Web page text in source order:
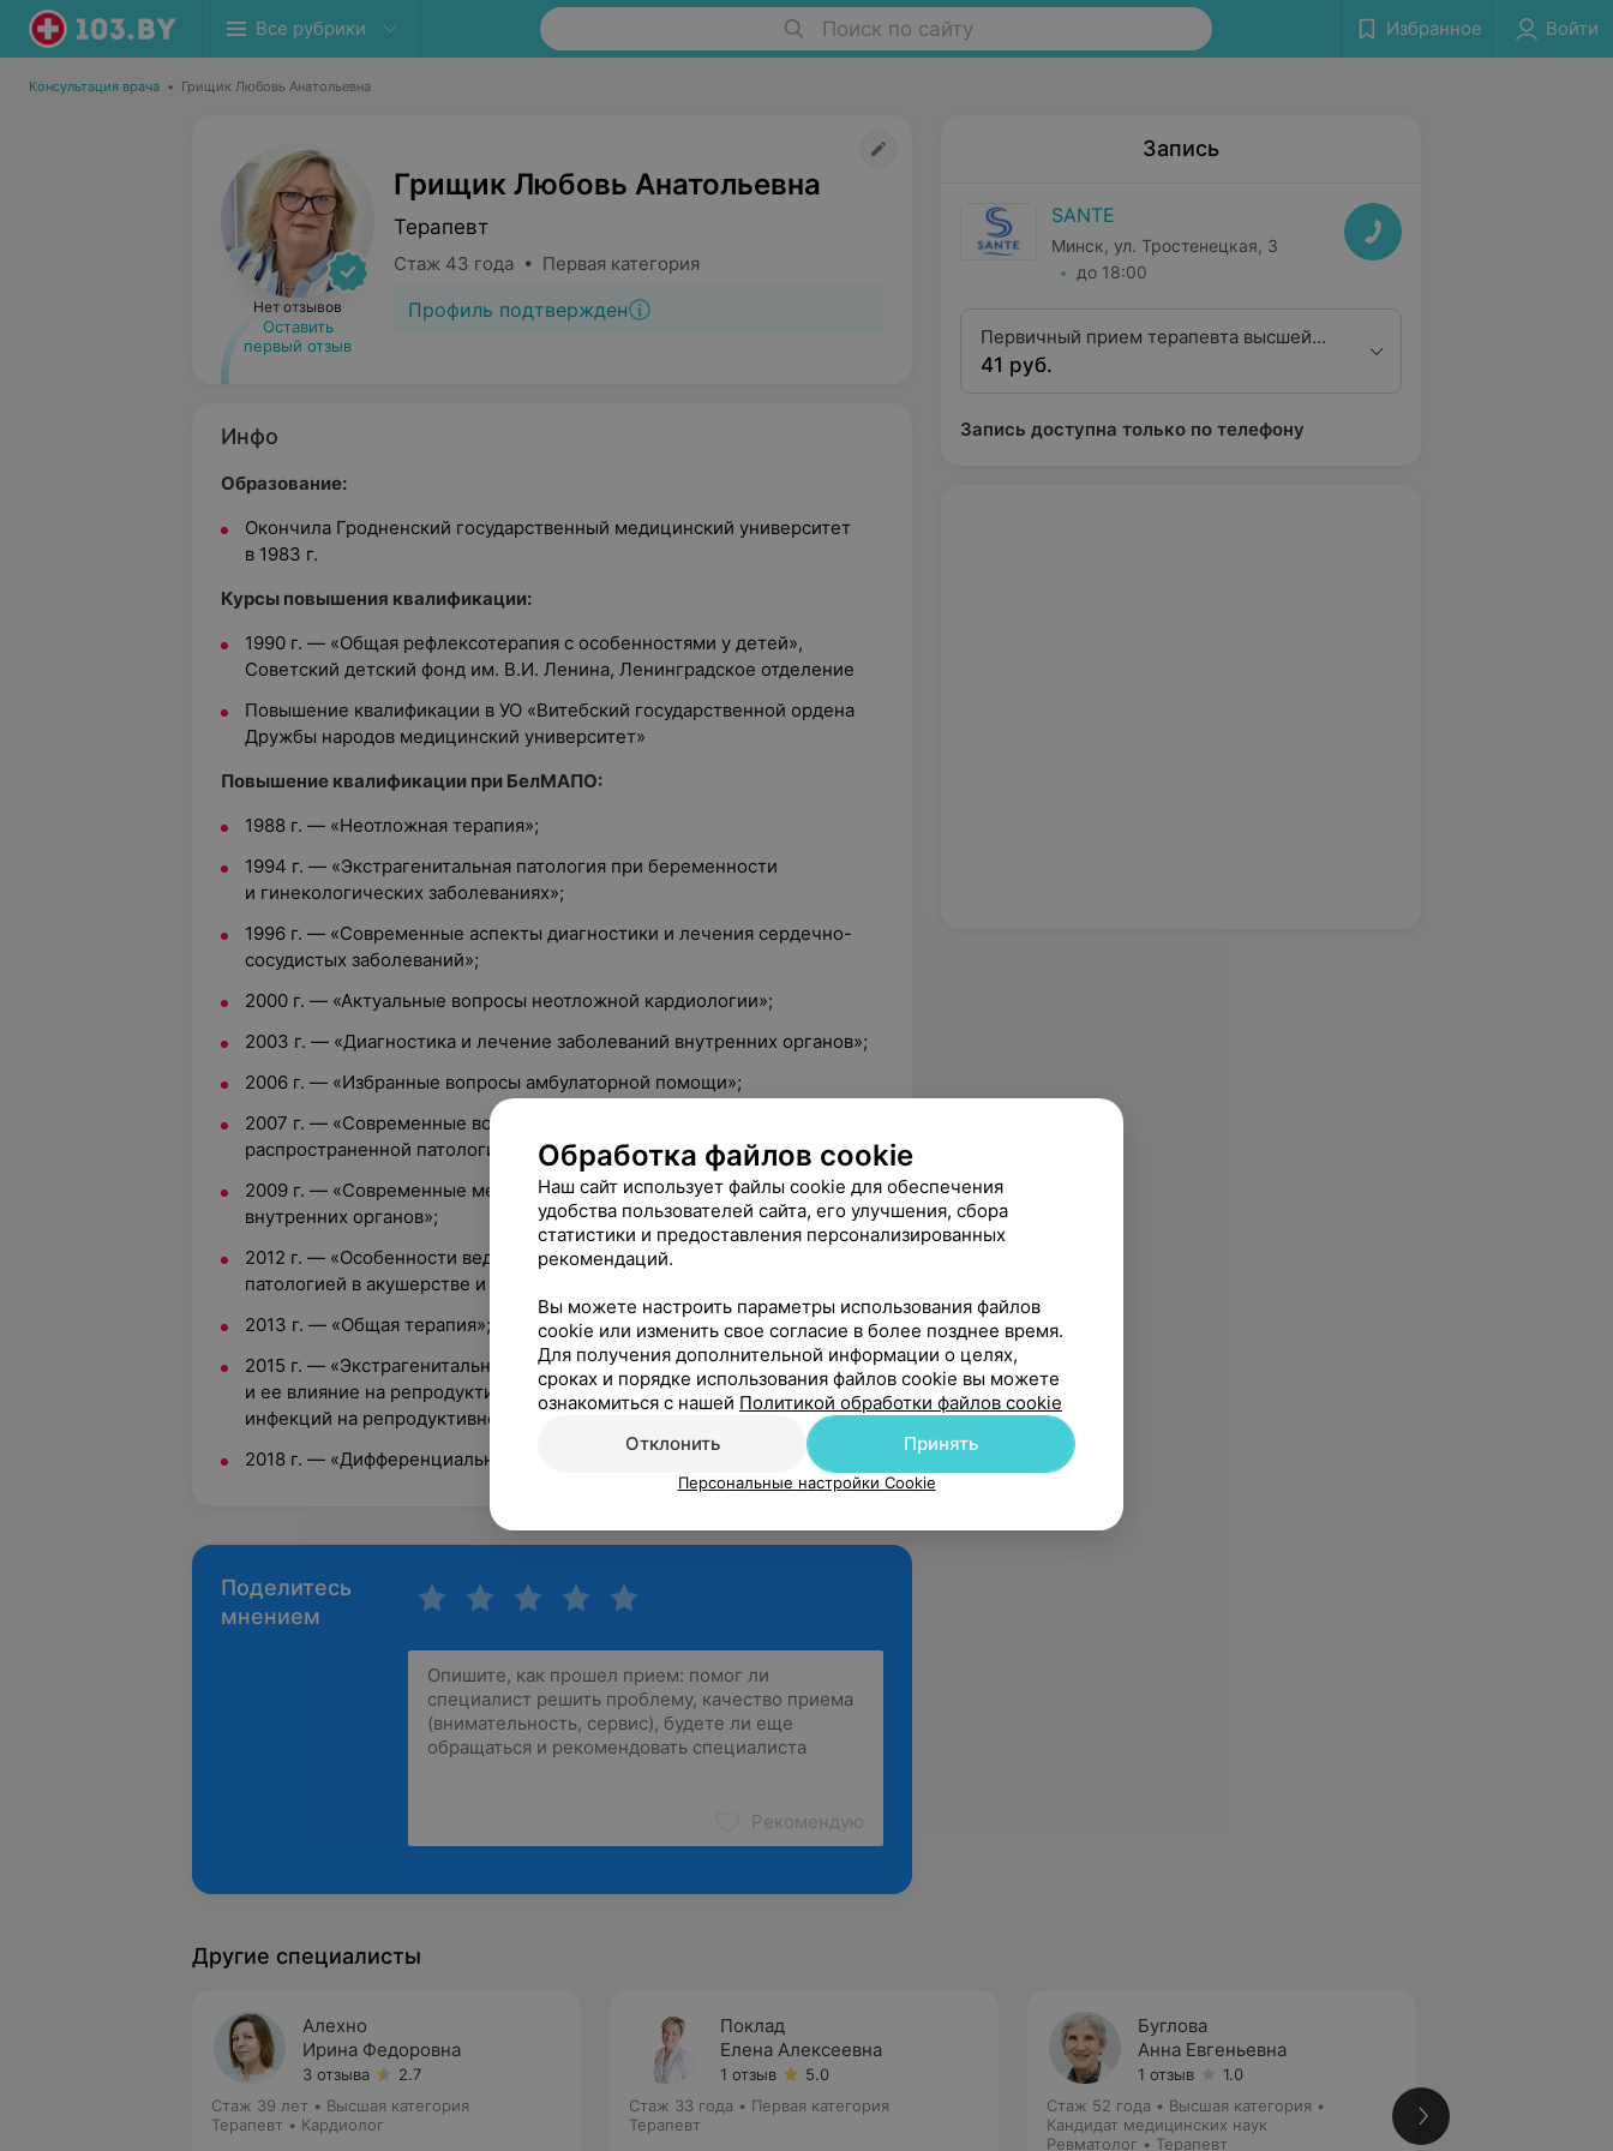
Все рубрики Поиск по сайту Избранное Войти
Консультация врача • Грищик Любовь Анатольевна
Нет отзывов
Оставить
первый отзыв
Грищик Любовь Анатольевна
Терапевт
Стаж 43 года • Первая категория
Профиль подтвержден
Инфо
Образование:
Окончила Гродненский государственный медицинский университет
в 1983 г.
Курсы повышения квалификации:
1990 г. — «Общая рефлексотерапия с особенностями у детей»,
Советский детский фонд им. В.И. Ленина, Ленинградское отделение
Повышение квалификации в УО «Витебский государственной ордена
Дружбы народов медицинский университет»
Повышение квалификации при БелМАПО:
1988 г. — «Неотложная терапия»;
1994 г. — «Экстрагенитальная патология при беременности
и гинекологических заболеваниях»;
1996 г. — «Современные аспекты диагностики и лечения сердечно-
сосудистых заболеваний»;
2000 г. — «Актуальные вопросы неотложной кардиологии»;
2003 г. — «Диагностика и лечение заболеваний внутренних органов»;
2006 г. — «Избранные вопросы амбулаторной помощи»;
2007 г. — «Современные вопросы диагностики и лечения наиболее
распространенной патологии в амбулаторных условиях»;
2009 г. — «Современные методы диагностики и лечения заболеваний
внутренних органов»;
2012 г. — «Особенности ведения пациенток с экстрагенитальной
патологией в акушерстве и гинекологии»;
2013 г. — «Общая терапия»;
2015 г. — «Экстрагенитальная патология в акушерстве и гинекологии
и ее влияние на репродуктивное здоровье. Влияние урогенитальных
инфекций на репродуктивное здоровье. Лечение и профилактика»;
2018 г. — «Дифференциальная диагностика болей в грудной клетке».
Поделитесь
мнением
Рекомендую
Запись
SANTE
Минск, ул. Тростенецкая, 3
до 18:00
Первичный прием терапевта высшей
квалификационной категории
41 руб.
Запись доступна только по телефону
Другие специалисты
Алехно
Ирина Федоровна
3 отзыва
2.7
Стаж 39 лет • Высшая категория
Терапевт • Кардиолог
Поклад
Елена Алексеевна
1 отзыв
5.0
Стаж 33 года • Первая категория
Терапевт
Буглова
Анна Евгеньевна
1 отзыв
1.0
Стаж 52 года • Высшая категория •
Кандидат медицинских наук
Ревматолог • Терапевт
Обработка файлов cookie
Наш сайт использует файлы cookie для обеспечения
удобства пользователей сайта, его улучшения, сбора
статистики и предоставления персонализированных
рекомендаций.
Вы можете настроить параметры использования файлов
cookie или изменить свое согласие в более позднее время.
Для получения дополнительной информации о целях,
сроках и порядке использования файлов cookie вы можете
ознакомиться с нашей Политикой обработки файлов cookie
Отклонить
Принять
Персональные настройки Cookie